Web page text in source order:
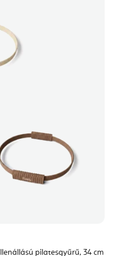
pilatesgyűrű, 34 cm